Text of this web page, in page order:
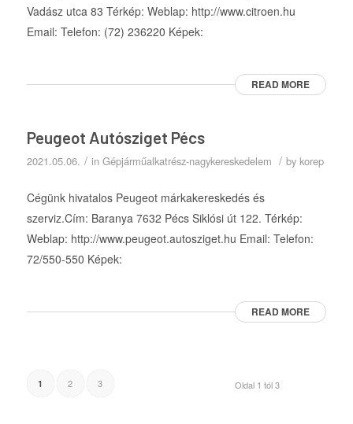
Vadász utca 83 Térkép: Weblap: http://www.citroen.hu
Email: Telefon: (72) 236220 Képek:
READ MORE
Peugeot Autósziget Pécs
2021.05.06. / in Gépjárműalkatrész-nagykereskedelem / by korep
Cégünk hivatalos Peugeot márkakereskedés és
szerviz.Cím: Baranya 7632 Pécs Siklósi út 122. Térkép:
Weblap: http://www.peugeot.autosziget.hu Email: Telefon:
72/550-550 Képek:
READ MORE
Oldal 1 tól 3
1 2 3